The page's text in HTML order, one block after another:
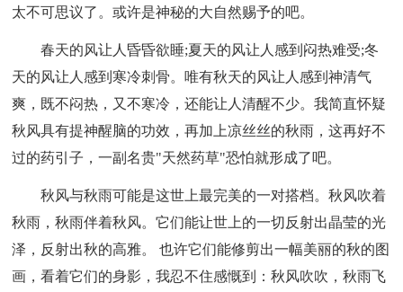
太不可思议了。或许是神秘的大自然赐予的吧。
春天的风让人昏昏欲睡;夏天的风让人感到闷热难受;冬
天的风让人感到寒冷刺骨。唯有秋天的风让人感到神清气
爽，既不闷热，又不寒冷，还能让人清醒不少。我简直怀疑
秋风具有提神醒脑的功效，再加上凉丝丝的秋雨，这再好不
过的药引子，一副名贵"天然药草"恐怕就形成了吧。
秋风与秋雨可能是这世上最完美的一对搭档。秋风吹着
秋雨，秋雨伴着秋风。它们能让世上的一切反射出晶莹的光
泽，反射出秋的高雅。 也许它们能修剪出一幅美丽的秋的图
画，看着它们的身影，我忍不住感慨到：秋风吹吹，秋雨飞